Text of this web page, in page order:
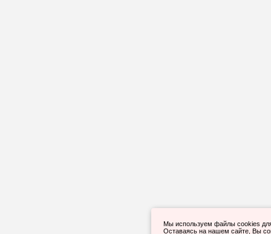
Мы используем файлы cookies
Оставаясь на нашем сайте, Вы